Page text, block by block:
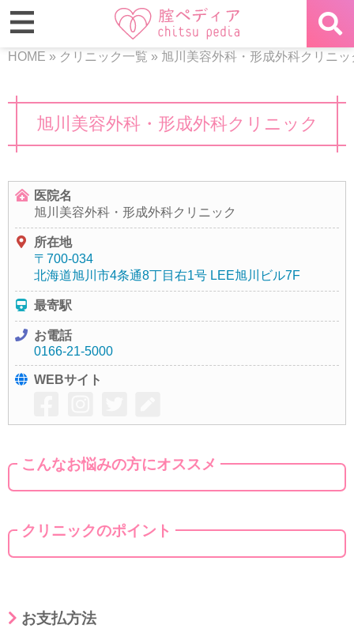
HOME » クリニック一覧 » 旭川美容外科・形成外科クリニッ
旭川美容外科・形成外科クリニック
医院名
旭川美容外科・形成外科クリニック
所在地
〒700-034
北海道旭川市4条通8丁目右1号 LEE旭川ビル7F
最寄駅
お電話
0166-21-5000
WEBサイト
こんなお悩みの方にオススメ
クリニックのポイント
お支払方法